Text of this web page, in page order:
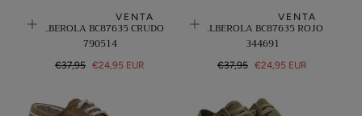
VENTA
ALBEROLA BC87635 CRUDO
790514
Precio
€37,95 Precio
€24,95 EUR
VENTA
ALBEROLA BC87635 ROJO
344691
Precio
€37,95 Precio
€24,95 EUR